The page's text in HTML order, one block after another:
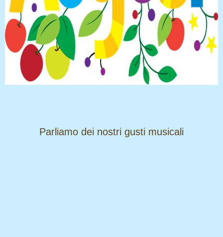
​​​​​​​Parliamo dei nostri gusti musicali